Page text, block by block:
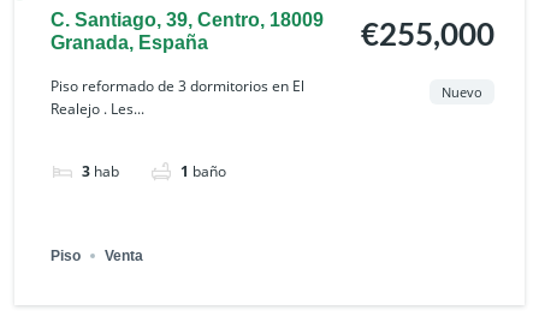
C. Santiago, 39, Centro, 18009
Granada, España
Piso reformado de 3 dormitorios en El
Realejo . Les...
3 hab 1 baño
€255,000
Nuevo
Piso Venta